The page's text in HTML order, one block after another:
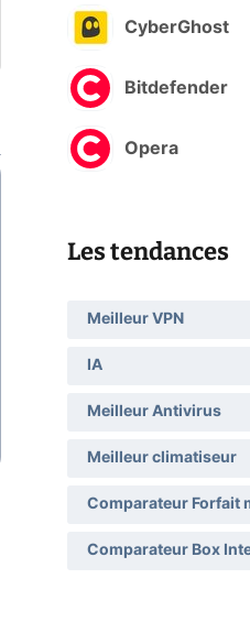
CyberGhost
Bitdefender
Opera
Les tendances
Meilleur VPN
IA
Meilleur Antivirus
Meilleur climatiseur
Comparateur Forfait
Comparateur Box